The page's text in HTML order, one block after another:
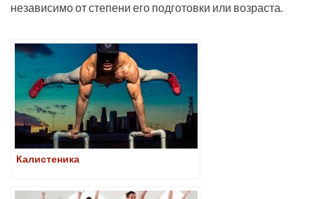
независимо от степени его подготовки или возраста.
Калистеника